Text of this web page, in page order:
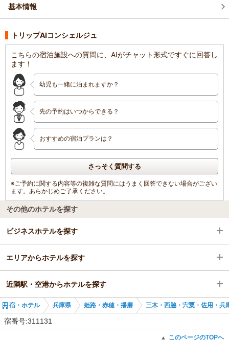
基本情報
トリップAIコンシェルジュ
こちらの宿泊施設への質問に、AIがチャット形式ですぐに回答し
ます！
幼児も一緒に泊まれますか？
先の予約はいつからできる？
おすすめの宿泊プランは？
さっそく質問する
※ご予約に関する内容等の複雑な質問にはうまく回答できない場合がござい
ます。あらかじめご了承ください。
その他のホテルを探す
ビジネスホテルを探す
兵庫県
姫路・赤穂・播磨
三木・西脇・宍粟・佐用・兵庫中部
エリアからホテルを探す
兵庫県
姫路・赤穂・播磨
近隣駅・空港からホテルを探す
西脇市駅
宿・ホテル 兵庫県 姫路・赤穂・播磨 三木・西脇・宍粟・佐用・兵
宿番号:311131
▲ このページのTOPへ